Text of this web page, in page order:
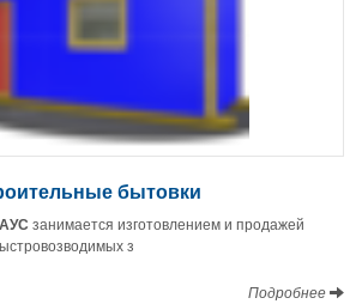
бытовки
занимается изготовлением и продажей
з
Подробнее